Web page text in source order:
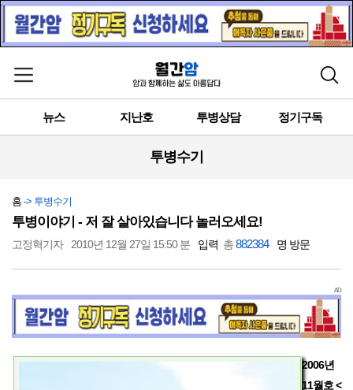
메뉴 열기 검색
뉴스 지난호 투병상담 정기구독
투병수기
홈 -> 투병수기
투병이야기 - 저 잘 살아있습니다 놀러오세요!
고정혁기자 2010년 12월 27일 15:50 분 입력 총882384 명 방문
AD
2006년
11월호 <